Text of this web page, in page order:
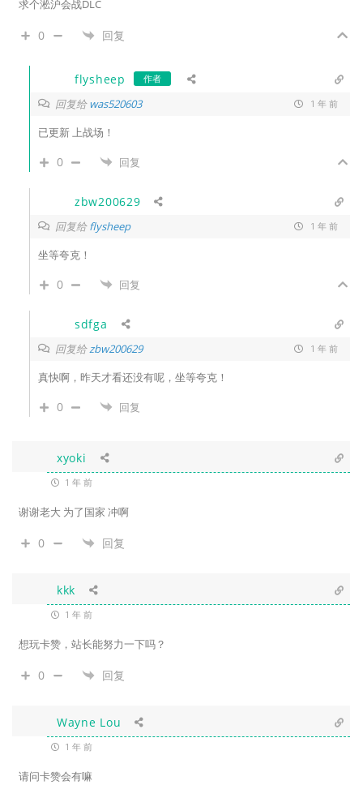
求个淞沪会战DLC
0 回复
flysheep 作者
回复给 was520603 1 年 前
已更新 上战场！
0 回复
zbw200629
回复给flysheep 1 年 前
坐等夸克！
0 回复
sdfga
回复给zbw200629 1 年 前
真快啊，昨天才看还没有呢，坐等夸克！
0 回复
xyoki
1 年 前
谢谢老大 为了国家 冲啊
0 回复
kkk
1 年 前
想玩卡赞，站长能努力一下吗？
0 回复
Wayne Lou
1 年 前
请问卡赞会有嘛